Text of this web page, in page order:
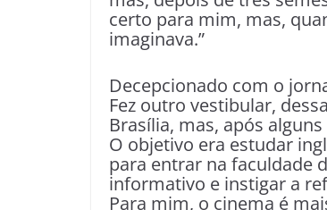
certo para mim, mas,
imaginava.”
Decepcionado com o
Fez outro vestibular,
Brasília, mas, após
O objetivo era estudar
para entrar na faculdade
informativo e instigar a
Para mim, o cinema é